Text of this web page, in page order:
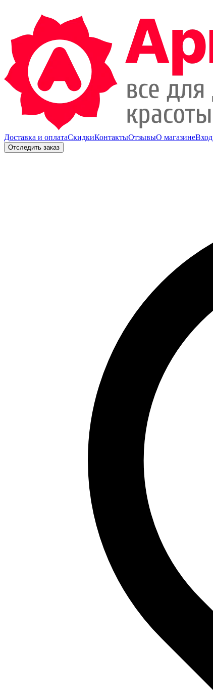
Доставка и оплатаСкидкиКонтактыОтзывыО магазинеВход
Отследить заказ